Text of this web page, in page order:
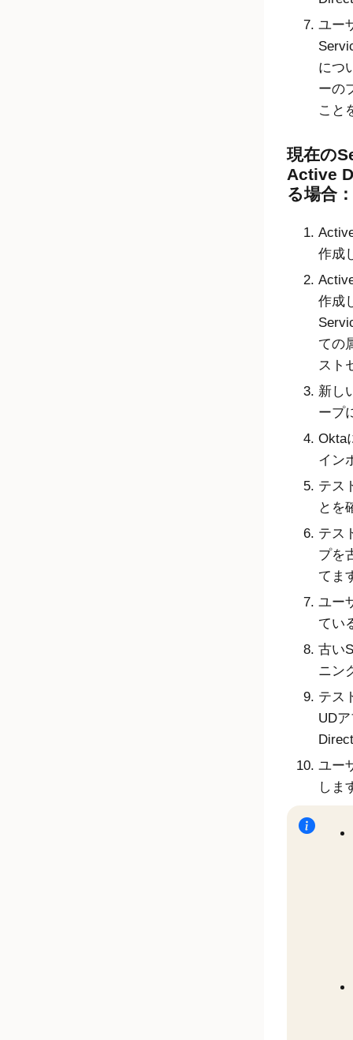
ユー
につ
ーの
こと
現在の
Active
る場合：
作成
作成
ての
スト
新し
ープ
Okta
イン
テス
とを
テス
プを
てま
ユー
てい
古い
ニン
テス
UD
ユー
しま